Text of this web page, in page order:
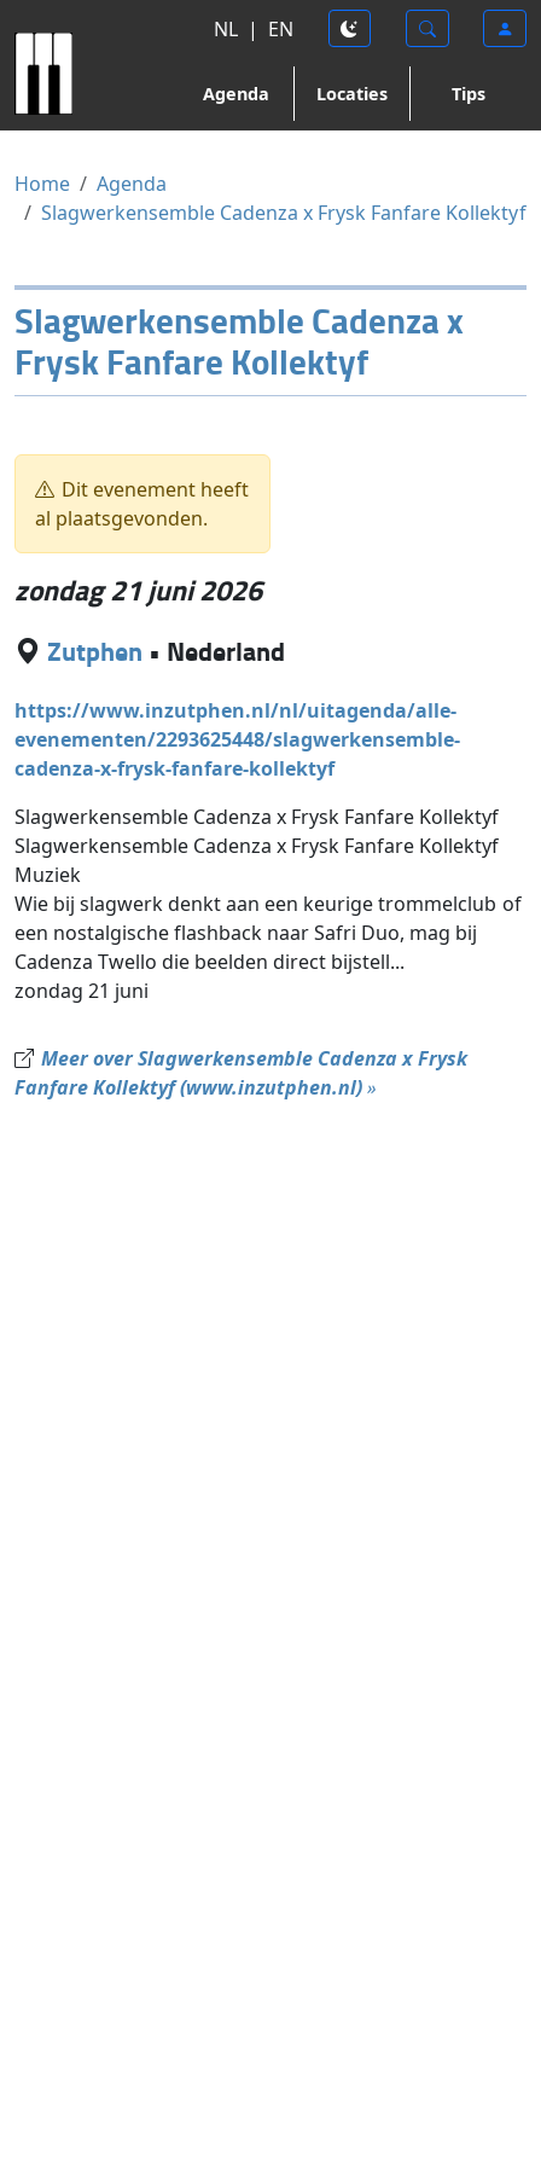
NL | EN
Agenda Locaties Tips
Home
Agenda
Slagwerkensemble Cadenza x Frysk Fanfare Kollektyf
Slagwerkensemble Cadenza x
Frysk Fanfare Kollektyf
Dit evenement heeft
al plaatsgevonden.
zondag 21 juni 2026
Zutphen • Nederland
https://www.inzutphen.nl/nl/uitagenda/alle-
evenementen/2293625448/slagwerkensemble-
cadenza-x-frysk-fanfare-kollektyf
Slagwerkensemble Cadenza x Frysk Fanfare Kollektyf
Slagwerkensemble Cadenza x Frysk Fanfare Kollektyf
Muziek
Wie bij slagwerk denkt aan een keurige trommelclub of
een nostalgische flashback naar Safri Duo, mag bij
Cadenza Twello die beelden direct bijstell...
zondag 21 juni
Meer over Slagwerkensemble Cadenza x Frysk
Fanfare Kollektyf (www.inzutphen.nl)»